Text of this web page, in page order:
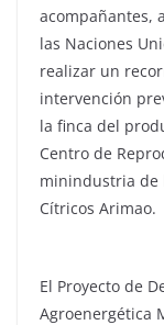
acompañantes,
las Naciones
realizar un
intervención
la finca del
Centro de
minindustria de
Cítricos Arimao.
El Proyecto de
Agroenergética